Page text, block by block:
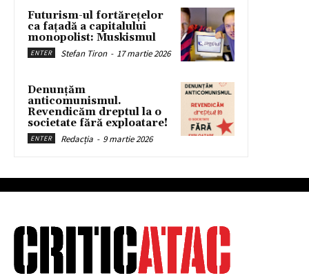
Futurism-ul fortărețelor
ca fațadă a capitalului
monopolist: Muskismul
ENTER Stefan Tiron - 17 martie 2026
Denunțăm
anticomunismul.
Revendicăm dreptul la o
societate fără exploatare!
ENTER Redacția - 9 martie 2026